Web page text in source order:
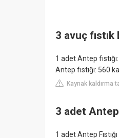
3 avuç
1 adet Antep
Antep fıstığı: 560
Kaynak kaldırma
3 adet Antep
1 adet Antep